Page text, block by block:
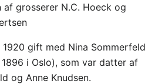
af grosserer N.C. Hoeck og
gift med Nina Sommerfeld
i Oslo), som var datter af
og Anne Knudsen.